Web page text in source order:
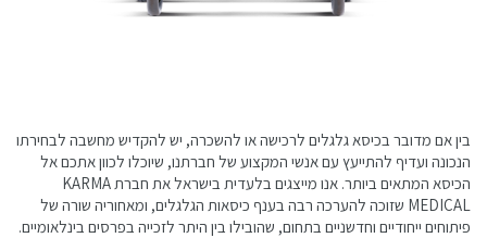
בין אם מדובר בכיסא גלגלים לרכישה או להשכרה, יש להקדיש מחשבה לבחירתו
הנכונה ועדיף להתייעץ עם אנשי המקצוע של חברתנו, שיוכלו לכוון אתכם אל
הכיסא המתאים ביותר. אנו מייצגים בלעדית בישראל את חברת KARMA
MEDICAL שזוכה להערכה רבה בענף כיסאות הגלגלים, ומאחוריה שורה של
פיתוחים ייחודיים וחדשניים בתחום, שהובילו בין היתר לזכייה בפרסים בינלאומיים.